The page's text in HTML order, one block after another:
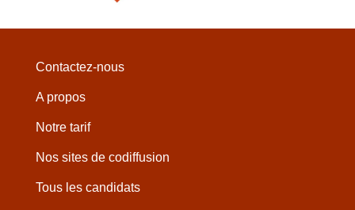
Contactez-nous
A propos
Notre tarif
Nos sites de codiffusion
Tous les candidats